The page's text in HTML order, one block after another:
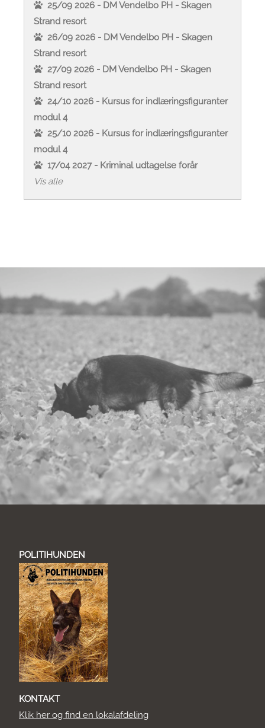
25/09 2026 - DM Vendelbo PH - Skagen
Strand resort
26/09 2026 - DM Vendelbo PH - Skagen
Strand resort
27/09 2026 - DM Vendelbo PH - Skagen
Strand resort
24/10 2026 - Kursus for indlæringsfiguranter
modul 4
25/10 2026 - Kursus for indlæringsfiguranter
modul 4
17/04 2027 - Kriminal udtagelse forår
Vis alle
POLITIHUNDEN
KONTAKT
Klik her og find en lokalafdeling